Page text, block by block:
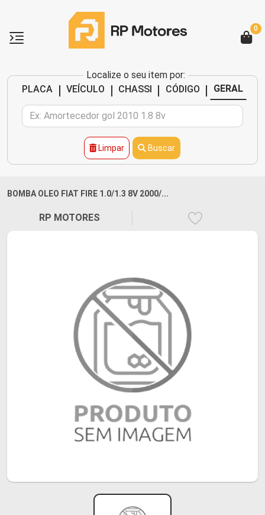
Localize o seu item por:
PLACA
| VEÍCULO | CHASSI | CÓDIGO | GERAL
Limpar Buscar
0
BOMBA OLEO FIAT FIRE 1.0/1.3 8V 2000/...
RP MOTORES